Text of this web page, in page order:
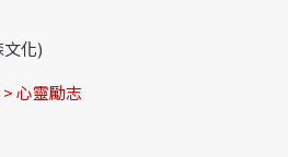
化)
心靈勵志